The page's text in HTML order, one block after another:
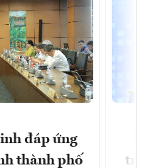
đáp ứng
thành phố